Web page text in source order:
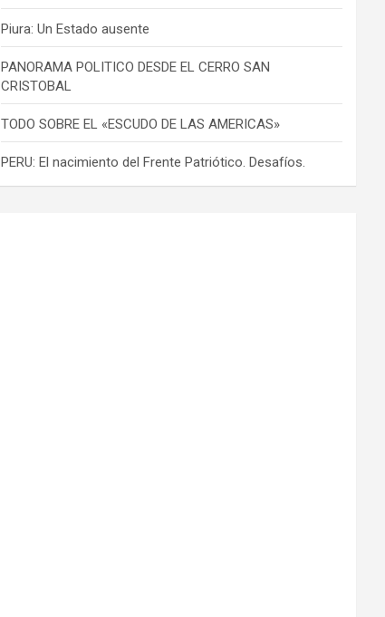
Piura: Un Estado ausente
PANORAMA POLITICO DESDE EL CERRO SAN
CRISTOBAL
TODO SOBRE EL «ESCUDO DE LAS AMERICAS»
PERU: El nacimiento del Frente Patriótico. Desafíos.